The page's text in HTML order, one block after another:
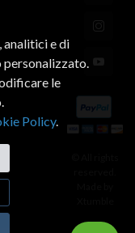
e di
le
Policy.